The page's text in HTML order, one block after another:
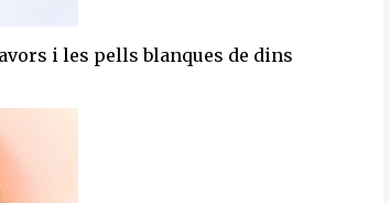
i les pells blanques de dins